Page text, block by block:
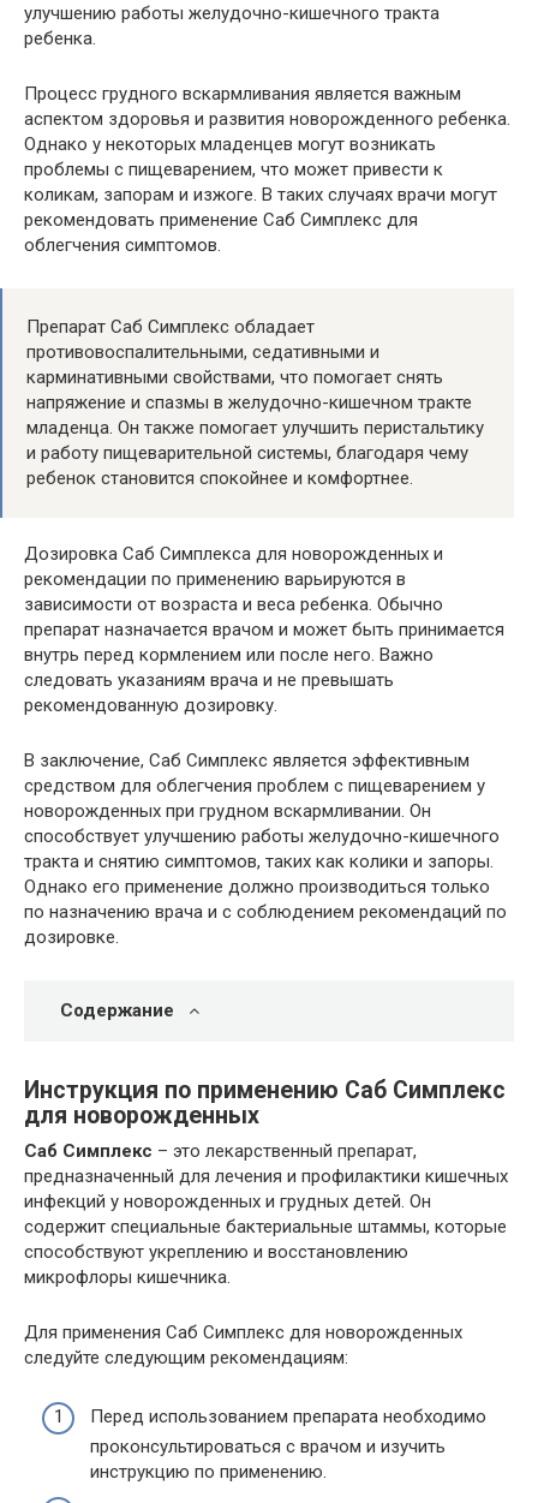
улучшению работы желудочно-кишечного тракта
ребенка.
Процесс грудного вскармливания является важным
аспектом здоровья и развития новорожденного ребенка.
Однако у некоторых младенцев могут возникать
проблемы с пищеварением, что может привести к
коликам, запорам и изжоге. В таких случаях врачи могут
рекомендовать применение Саб Симплекс для
облегчения симптомов.
Препарат Саб Симплекс обладает
противовоспалительными, седативными и
карминативными свойствами, что помогает снять
напряжение и спазмы в желудочно-кишечном тракте
младенца. Он также помогает улучшить перистальтику
и работу пищеварительной системы, благодаря чему
ребенок становится спокойнее и комфортнее.
Дозировка Саб Симплекса для новорожденных и
рекомендации по применению варьируются в
зависимости от возраста и веса ребенка. Обычно
препарат назначается врачом и может быть принимается
внутрь перед кормлением или после него. Важно
следовать указаниям врача и не превышать
рекомендованную дозировку.
В заключение, Саб Симплекс является эффективным
средством для облегчения проблем с пищеварением у
новорожденных при грудном вскармливании. Он
способствует улучшению работы желудочно-кишечного
тракта и снятию симптомов, таких как колики и запоры.
Однако его применение должно производиться только
по назначению врача и с соблюдением рекомендаций по
дозировке.
Содержание
Инструкция по применению Саб Симплекс
для новорожденных
Саб Симплекс – это лекарственный препарат,
предназначенный для лечения и профилактики кишечных
инфекций у новорожденных и грудных детей. Он
содержит специальные бактериальные штаммы, которые
способствуют укреплению и восстановлению
микрофлоры кишечника.
Для применения Саб Симплекс для новорожденных
следуйте следующим рекомендациям:
Перед использованием препарата необходимо
проконсультироваться с врачом и изучить
инструкцию по применению.